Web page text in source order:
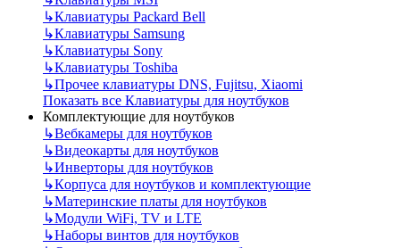
↳Клавиатуры Packard Bell
↳Клавиатуры Samsung
↳Клавиатуры Sony
↳Клавиатуры Toshiba
↳Прочее клавиатуры DNS, Fujitsu, Xiaomi
Показать все Клавиатуры для ноутбуков
Комплектующие для ноутбуков
↳Вебкамеры для ноутбуков
↳Видеокарты для ноутбуков
↳Инверторы для ноутбуков
↳Корпуса для ноутбуков и комплектующие
↳Материнские платы для ноутбуков
↳Модули WiFi, TV и LTE
↳Наборы винтов для ноутбуков